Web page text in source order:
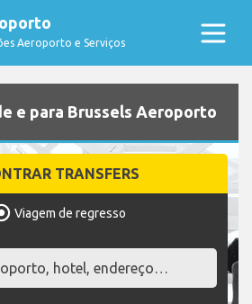
Aeroporto e Serviços
e para Brussels Aeroporto
TRANSFERS
Viagem de regresso